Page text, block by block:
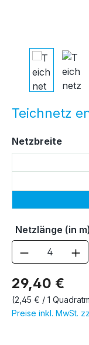
Teichnetz
29,40 €
(2,45 € / 1
Preise inkl. MwSt.
Netzbreite
Netzlänge (in m)
Produkt